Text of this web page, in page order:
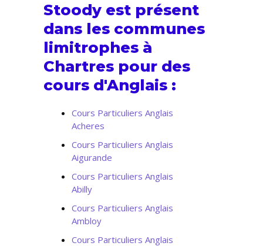
Stoody est présent
dans les communes
limitrophes à
Chartres pour des
cours d'Anglais :
Cours Particuliers Anglais
Acheres
Cours Particuliers Anglais
Aigurande
Cours Particuliers Anglais
Abilly
Cours Particuliers Anglais
Ambloy
Cours Particuliers Anglais